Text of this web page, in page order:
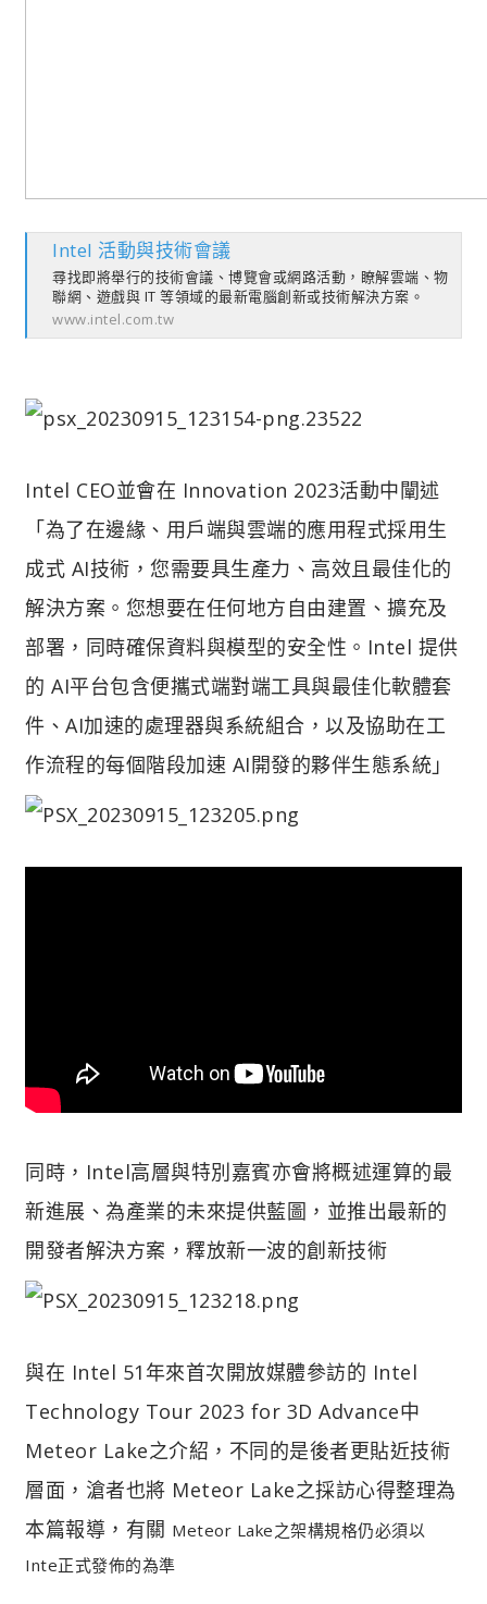
Intel 活動與技術會議
尋找即將舉行的技術會議、博覽會或網路活動，瞭解雲端、物
聯網、遊戲與 IT 等領域的最新電腦創新或技術解決方案。
www.intel.com.tw
Intel CEO並會在 Innovation 2023活動中闡述
「為了在邊緣、用戶端與雲端的應用程式採用生
成式 AI技術，您需要具生產力、高效且最佳化的
解決方案。您想要在任何地方自由建置、擴充及
部署，同時確保資料與模型的安全性。Intel 提供
的 AI平台包含便攜式端對端工具與最佳化軟體套
件、AI加速的處理器與系統組合，以及協助在工
作流程的每個階段加速 AI開發的夥伴生態系統」
同時，Intel高層與特別嘉賓亦會將概述運算的最
新進展、為產業的未來提供藍圖，並推出最新的
開發者解決方案，釋放新一波的創新技術
與在 Intel 51年來首次開放媒體參訪的 Intel
Technology Tour 2023 for 3D Advance中
Meteor Lake之介紹，不同的是後者更貼近技術
層面，滄者也將 Meteor Lake之採訪心得整理為
本篇報導，有關 Meteor Lake之架構規格仍必須以
Inte正式發佈的為準